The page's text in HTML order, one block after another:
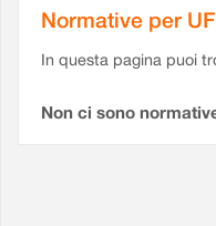
Normative per
In questa pagina puoi
Non ci sono